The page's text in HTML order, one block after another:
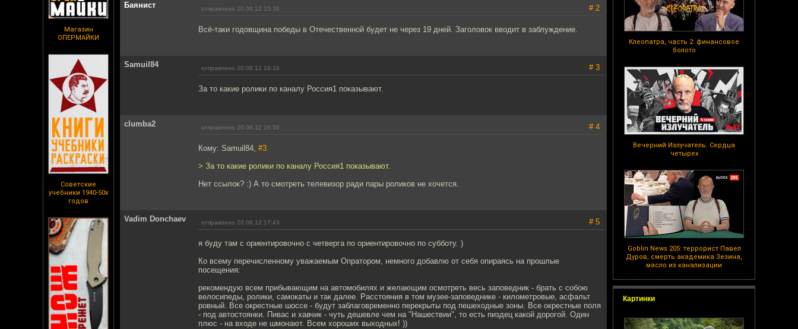
Магазин
ОПЕРМАЙКИ
Советские
учебники 1940-50х
годов
Клеопатра, часть 2: финансовое
болото
Вечерний Излучатель: Сердца
четырех
Goblin News 205: террорист Павел
Дуров, смерть академика Зезина,
масло из канализации
Картинки
Баянист отправлено 20.08.12 15:36 # 2
Всё-таки годовщина победы в Отечественной будет не через 19 дней. Заголовок вводит в заблуждение.
Samuil84 отправлено 20.08.12 16:16 # 3
За то какие ролики по каналу Россия1 показывают.
clumba2 отправлено 20.08.12 16:56 # 4
Кому: Samuil84, #3
> За то какие ролики по каналу Россия1 показывают.
Нет ссылок? :) А то смотреть телевизор ради пары роликов не хочется.
Vadim Donchaev отправлено 20.08.12 17:43 # 5
я буду там с ориентировочно с четверга по ориентировочно по субботу. )
Ко всему перечисленному уважаемым Опратором, немного добавлю от себя опираясь на прошлые
посещения:
рекомендую всем прибывающим на автомобилях и желающим осмотреть весь заповедник - брать с собою
велосипеды, ролики, самокаты и так далее. Расстояния в том музее-заповеднике - километровые, асфальт
ровный. Все окрестные шоссе - будут заблаговременно перекрыты под пешеходные зоны. Все окрестные поля
- под автостоянки. Пивас и хавчик - чуть дешевле чем на "Нашествии", то есть пиздец какой дорогой. Один
плюс - на входе не шмонают. Всем хороших выходных! ))